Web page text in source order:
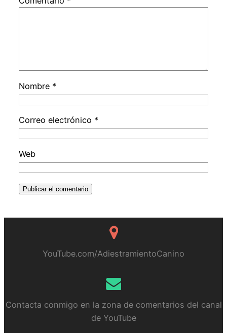
Nombre *
Correo electrónico *
Web
YouTube.com/AdiestramientoCanino
Contacta conmigo en la zona de comentarios del canal
de YouTube